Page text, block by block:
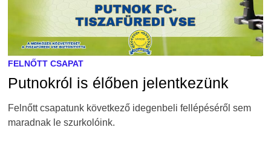
FELNŐTT CSAPAT
Putnokról is élőben jelentkezünk
Felnőtt csapatunk következő idegenbeli fellépéséről sem
maradnak le szurkolóink.